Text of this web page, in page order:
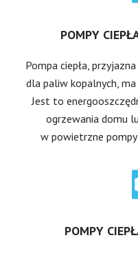
POMPY
Pompa ciepła,
dla paliw kopalnych,
Jest to
ogrzewania domu
w powietrzne
POMPY